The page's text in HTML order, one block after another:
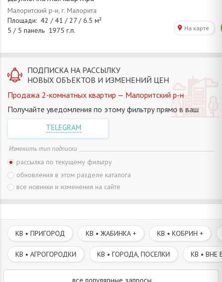
ПОДПИСКА НА РАССЫЛКУ
НОВЫХ ОБЪЕКТОВ И ИЗМЕНЕНИЙ ЦЕН
Продажа 2-комнатных квартир — Малоритский р-н
Получайте уведомления по этому фильтру прямо в ваш
TELEGRAM
Изменить тип подписки
рассылка по текущему фильтру
обновления в этом разделе каталога
все новинки и изменения на сайте
КВ • ПРИГОРОД КВ • ЖАБИНКА + КВ • КОБРИН +
КВ • АГРОГОРОДКИ КВ • ГОРОДА, ПОСЕЛКИ КВ • ВНЕ